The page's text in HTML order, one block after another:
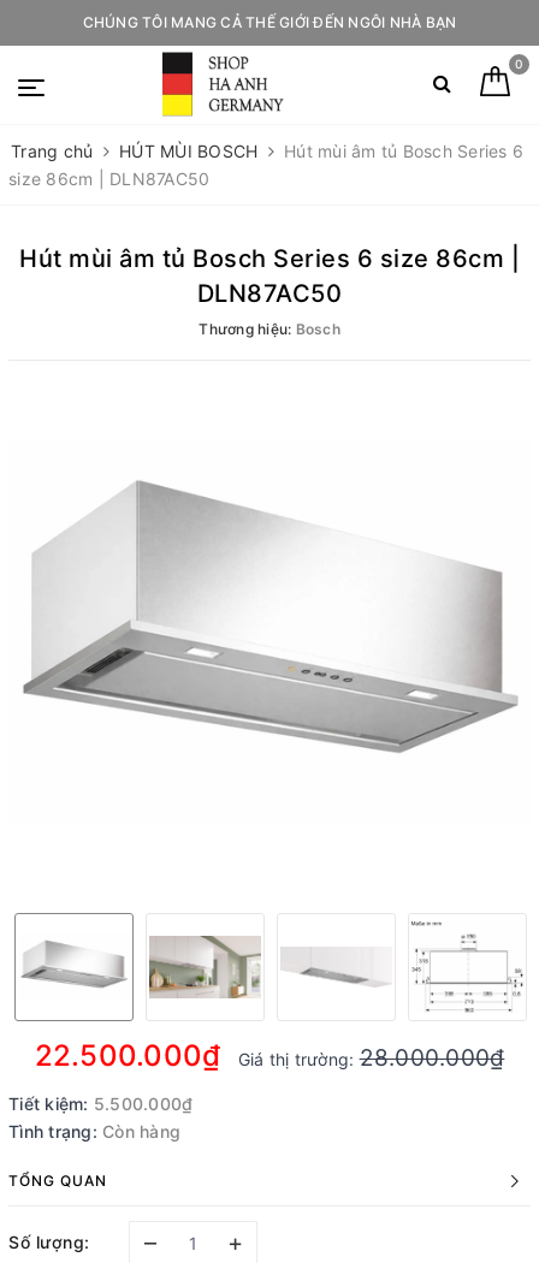
CHÚNG TÔI MANG CẢ THẾ GIỚI ĐẾN NGÔI NHÀ BẠN
0
Trang chủ HÚT MÙI BOSCH
Hút mùi âm tủ Bosch Series 6
size 86cm | DLN87AC50
Hút mùi âm tủ Bosch Series 6 size 86cm |
DLN87AC50
Thương hiệu: Bosch
22.500.000₫ Giá thị trường:28.000.000₫
Tiết kiệm: 5.500.000₫
Tình trạng: Còn hàng
TỔNG QUAN
Số lượng: – +